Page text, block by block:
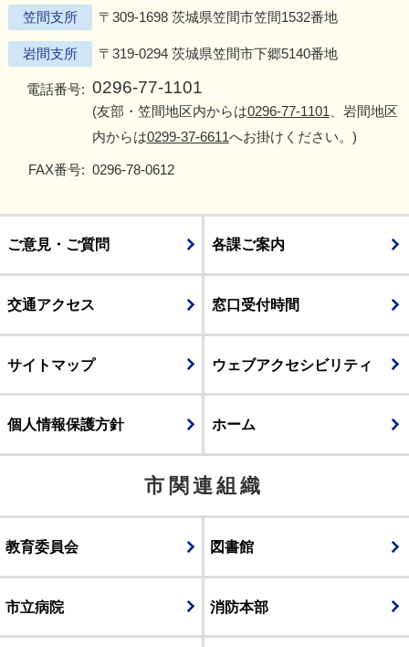
笠間支所 〒309-1698 茨城県笠間市笠間1532番地
岩間支所 〒319-0294 茨城県笠間市下郷5140番地
電話番号: 0296-77-1101
(友部・笠間地区内からは0296-77-1101 、岩間地区
内からは0299-37-6611へお掛けください。)
FAX番号: 0296-78-0612
ご意見・ご質問 各課ご案内
交通アクセス 窓口受付時間
サイトマップ ウェブアクセシビリティ
個人情報保護方針 ホーム
市関連組織
教育委員会 図書館
市立病院 消防本部